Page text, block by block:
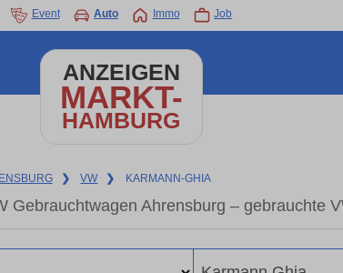
Event Auto Immo Job
ANZEIGEN
MARKT-
HAMBURG
❯ VW ❯ KARMANN-GHIA
Gebrauchtwagen Ahrensburg – gebrauchte